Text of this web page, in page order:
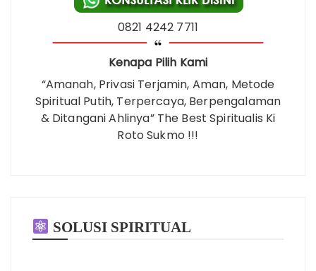
0821 4242 7711
Kenapa Pilih Kami
“Amanah, Privasi Terjamin, Aman, Metode
Spiritual Putih, Terpercaya, Berpengalaman
& Ditangani Ahlinya” The Best Spiritualis Ki
Roto Sukmo !!!
SOLUSI SPIRITUAL